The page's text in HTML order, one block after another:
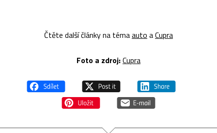
Čtěte další články na témaauto aCupra
Foto a zdroj:Cupra